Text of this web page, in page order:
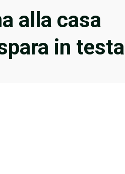
alla casa
in testa